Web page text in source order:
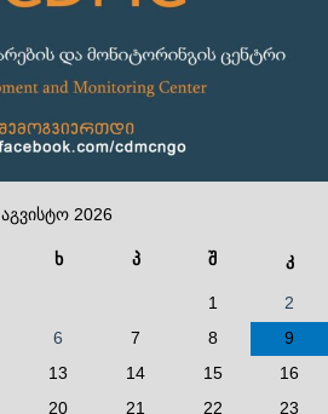
აგვისტო 2026
ხ პ შ კ
1
2
6 7 8
9
13 14 15
16
20 21 22 23